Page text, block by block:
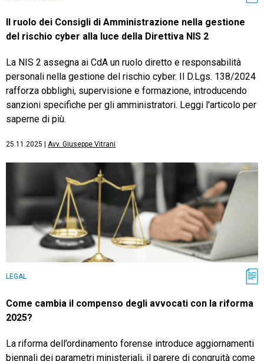
Il ruolo dei Consigli di Amministrazione nella gestione
del rischio cyber alla luce della Direttiva NIS 2
La NIS 2 assegna ai CdA un ruolo diretto e responsabilità
personali nella gestione del rischio cyber. Il D.Lgs. 138/2024
rafforza obblighi, supervisione e formazione, introducendo
sanzioni specifiche per gli amministratori. Leggi l'articolo per
saperne di più.
25.11.2025 Avv. Giuseppe Vitrani
LEGAL
Come cambia il compenso degli avvocati con la riforma
2025?
La riforma dell’ordinamento forense introduce aggiornamenti
biennali dei parametri ministeriali, il parere di congruità come